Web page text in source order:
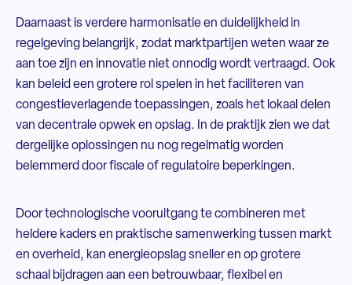
Daarnaast is verdere harmonisatie en duidelijkheid in
regelgeving belangrijk, zodat marktpartijen weten waar ze
aan toe zijn en innovatie niet onnodig wordt vertraagd. Ook
kan beleid een grotere rol spelen in het faciliteren van
congestieverlagende toepassingen, zoals het lokaal delen
van decentrale opwek en opslag. In de praktijk zien we dat
dergelijke oplossingen nu nog regelmatig worden
belemmerd door fiscale of regulatoire beperkingen.
Door technologische vooruitgang te combineren met
heldere kaders en praktische samenwerking tussen markt
en overheid, kan energieopslag sneller en op grotere
schaal bijdragen aan een betrouwbaar, flexibel en